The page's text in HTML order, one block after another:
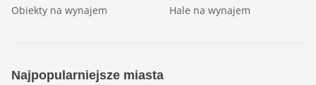
Obiekty na wynajem
Hale na wynajem
Najpopularniejsze miasta